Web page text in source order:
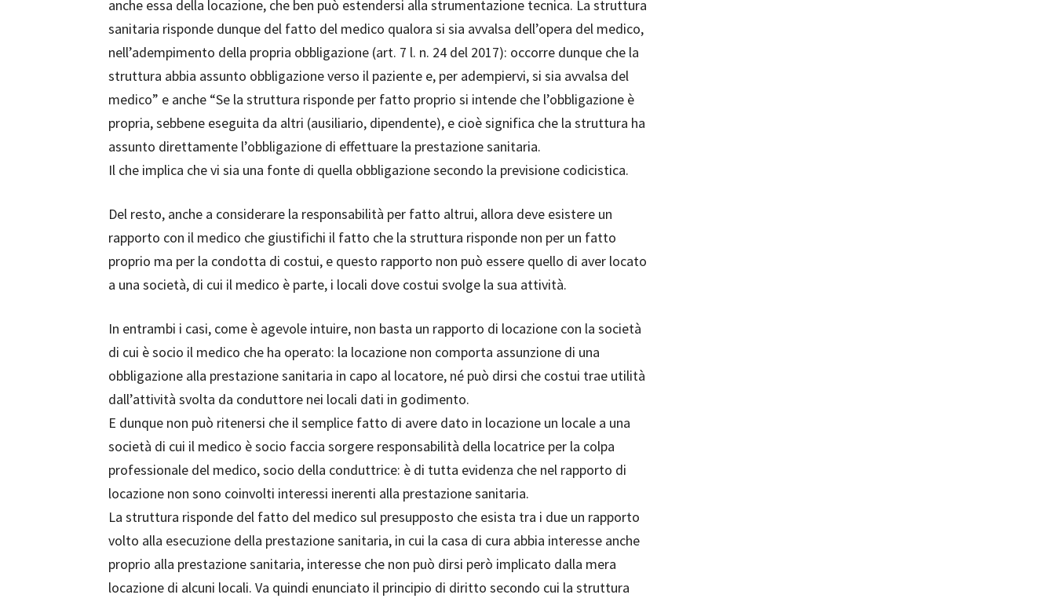
anche essa della locazione, che ben può estendersi alla strumentazione tecnica. La struttura
sanitaria risponde dunque del fatto del medico qualora si sia avvalsa dell’opera del medico,
nell’adempimento della propria obbligazione (art. 7 l. n. 24 del 2017): occorre dunque che la
struttura abbia assunto obbligazione verso il paziente e, per adempiervi, si sia avvalsa del
medico” e anche “Se la struttura risponde per fatto proprio si intende che l’obbligazione è
propria, sebbene eseguita da altri (ausiliario, dipendente), e cioè significa che la struttura ha
assunto direttamente l’obbligazione di effettuare la prestazione sanitaria.
Il che implica che vi sia una fonte di quella obbligazione secondo la previsione codicistica.
Del resto, anche a considerare la responsabilità per fatto altrui, allora deve esistere un
rapporto con il medico che giustifichi il fatto che la struttura risponde non per un fatto
proprio ma per la condotta di costui, e questo rapporto non può essere quello di aver locato
a una società, di cui il medico è parte, i locali dove costui svolge la sua attività.
In entrambi i casi, come è agevole intuire, non basta un rapporto di locazione con la società
di cui è socio il medico che ha operato: la locazione non comporta assunzione di una
obbligazione alla prestazione sanitaria in capo al locatore, né può dirsi che costui trae utilità
dall’attività svolta da conduttore nei locali dati in godimento.
E dunque non può ritenersi che il semplice fatto di avere dato in locazione un locale a una
società di cui il medico è socio faccia sorgere responsabilità della locatrice per la colpa
professionale del medico, socio della conduttrice: è di tutta evidenza che nel rapporto di
locazione non sono coinvolti interessi inerenti alla prestazione sanitaria.
La struttura risponde del fatto del medico sul presupposto che esista tra i due un rapporto
volto alla esecuzione della prestazione sanitaria, in cui la casa di cura abbia interesse anche
proprio alla prestazione sanitaria, interesse che non può dirsi però implicato dalla mera
locazione di alcuni locali. Va quindi enunciato il principio di diritto secondo cui la struttura